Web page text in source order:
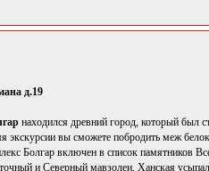
д.19
находился древний город, который был
вы сможете побродить меж
Болгар включен в список
и Северный мавзолеи, Ханская